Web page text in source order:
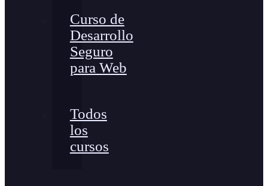
Curso de
Desarrollo
Seguro
para Web
Todos
los
cursos